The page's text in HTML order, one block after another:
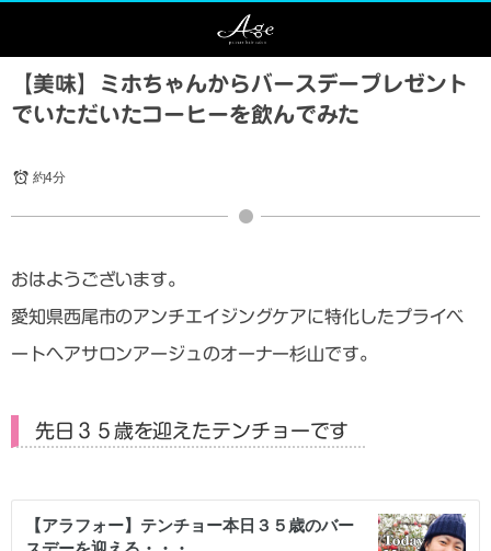
【美味】ミホちゃんからバースデープレゼント
でいただいたコーヒーを飲んでみた
約4分
おはようございます。
愛知県西尾市のアンチエイジングケアに特化したプライベ
ートヘアサロンアージュのオーナー杉山です。
先日３５歳を迎えたテンチョーです